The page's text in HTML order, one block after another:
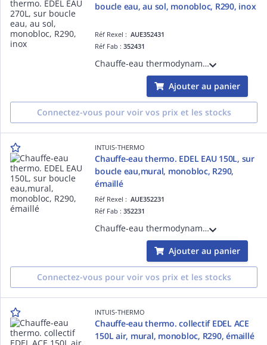
boucle eau, au sol, monobloc, R290, inox
Réf Rexel :AUE352431
Réf Fab :352431
Chauffe-eau thermodynamique EDEL 270 eau, sur boucle d'eau, RCU, ou retour plancher chauffant, 270L, mural, monobloc, R290 sans HFC, cuve inox, livré avec module de dérivation pour raccordt plancher, appoint électrique 1,2 kW intégré
Ajouter au panier
Connectez-vous pour voir vos prix et les stocks
INTUIS-THERMO
Chauffe-eau thermo. EDEL EAU 150L, sur
boucle eau,mural, monobloc, R290,
émaillé
Réf Rexel :AUE352231
Réf Fab :352231
Chauffe-eau thermodynamique EDEL 150 eau, sur boucle d'eau, RCU, ou retour plancher chauffant, 150L, mural, monobloc, R290 sans HFC, cuve acier émaillé, livré avec module de dérivation pour raccordt plancher, appoint électrique 1 kW intégré
Ajouter au panier
Connectez-vous pour voir vos prix et les stocks
INTUIS-THERMO
Chauffe-eau thermo. collectif EDEL ACE
150L air, mural, monobloc, R290, émaillé